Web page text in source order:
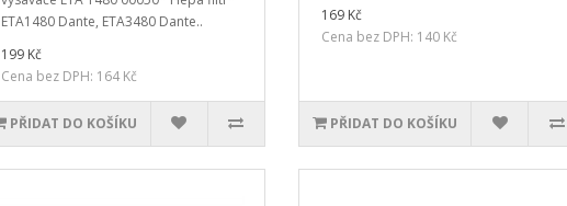
ETA1480 Dante, ETA3480 Dante..
199 Kč
Cena bez DPH: 164 Kč
PŘIDAT DO KOŠÍKU
169 Kč
Cena bez DPH: 140 Kč
PŘIDAT DO KOŠÍKU